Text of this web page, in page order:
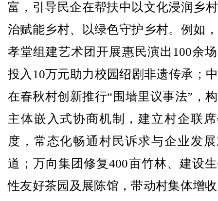
富，引导民企在帮扶中以文化浸润乡
治赋能乡村、以绿色守护乡村。例如
孝堂组建艺术团开展惠民演出100余
投入10万元助力校园绍剧非遗传承；
在春秋村创新推行“围墙里议事法”，
主体嵌入式协商机制，建立村企联
度，常态化畅通村民诉求与企业发
道；万向集团修复400亩竹林、建设
性友好茶园及展陈馆，带动村集体增